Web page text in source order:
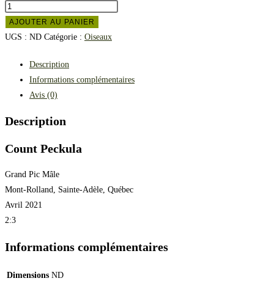
AJOUTER AU PANIER
UGS : ND Catégorie : Oiseaux
Description
Informations complémentaires
Avis (0)
Description
Count Peckula
Grand Pic Mâle
Mont-Rolland, Sainte-Adèle, Québec
Avril 2021
2:3
Informations complémentaires
Dimensions ND